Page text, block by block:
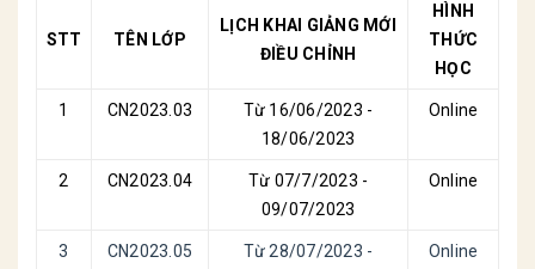
STT TÊN LỚP
LỊCH KHAI GIẢNG MỚI
ĐIỀU CHỈNH
HÌNH
THỨC
HỌC
1 CN2023.03
Từ 16/06/2023 -
18/06/2023
Online
2 CN2023.04
Từ 07/7/2023 -
09/07/2023
Online
3 CN2023.05
Từ 28/07/2023 -
Online